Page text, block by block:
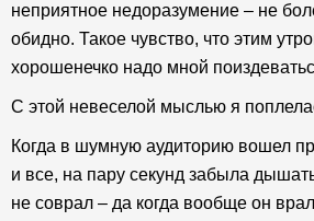
неприятное недоразумение – не
обидно. Такое чувство, что этим
хорошенечко надо мной
С этой невеселой мыслью я
Когда в шумную аудиторию вошел
и все, на пару секунд забыла
не соврал – да когда вообще он